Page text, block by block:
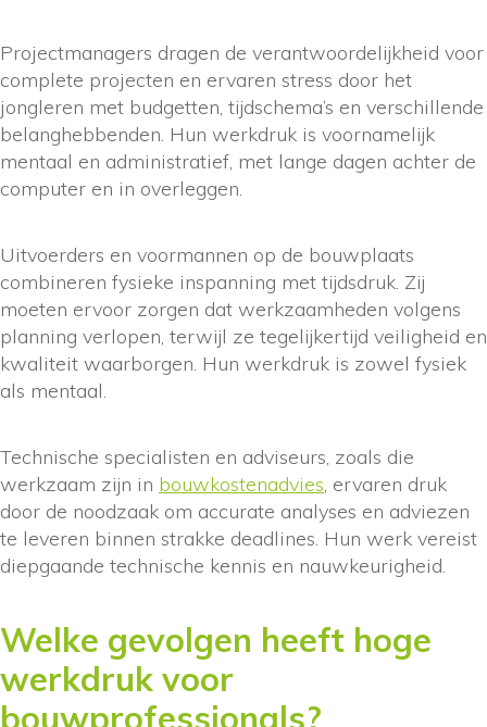
Projectmanagers dragen de verantwoordelijkheid voor
complete projecten en ervaren stress door het
jongleren met budgetten, tijdschema’s en verschillende
belanghebbenden. Hun werkdruk is voornamelijk
mentaal en administratief, met lange dagen achter de
computer en in overleggen.
Uitvoerders en voormannen op de bouwplaats
combineren fysieke inspanning met tijdsdruk. Zij
moeten ervoor zorgen dat werkzaamheden volgens
planning verlopen, terwijl ze tegelijkertijd veiligheid en
kwaliteit waarborgen. Hun werkdruk is zowel fysiek
als mentaal.
Technische specialisten en adviseurs, zoals die
werkzaam zijn in bouwkostenadvies, ervaren druk
door de noodzaak om accurate analyses en adviezen
te leveren binnen strakke deadlines. Hun werk vereist
diepgaande technische kennis en nauwkeurigheid.
Welke gevolgen heeft hoge
werkdruk voor
bouwprofessionals?